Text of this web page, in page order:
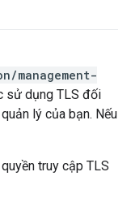
management-
sử dụng TLS đối
lý của bạn. Nếu
truy cập TLS